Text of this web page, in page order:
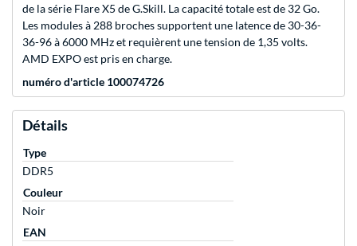
de la série Flare X5 de G.Skill. La capacité totale est de 32 Go.
Les modules à 288 broches supportent une latence de 30-36-
36-96 à 6000 MHz et requièrent une tension de 1,35 volts.
AMD EXPO est pris en charge.
numéro d'article 100074726
Détails
Type
DDR5
Couleur
Noir
EAN